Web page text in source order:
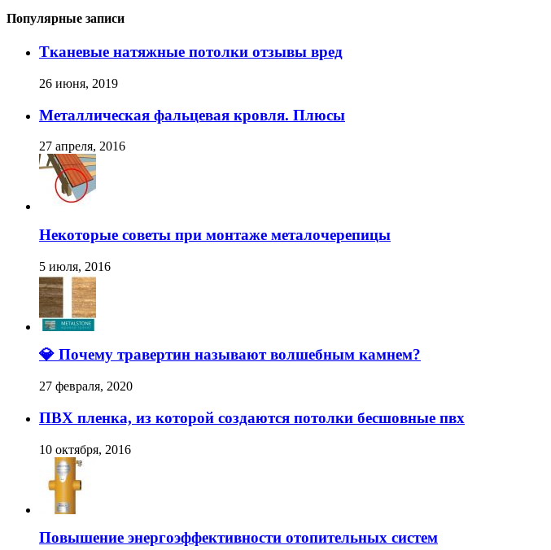
Популярные записи
Тканевые натяжные потолки отзывы вред
26 июня, 2019
Металлическая фальцевая кровля. Плюсы
27 апреля, 2016
Некоторые советы при монтаже металочерепицы
5 июля, 2016
💎 Почему травертин называют волшебным камнем?
27 февраля, 2020
ПВХ пленка, из которой создаются потолки бесшовные пвх
10 октября, 2016
Повышение энергоэффективности отопительных систем